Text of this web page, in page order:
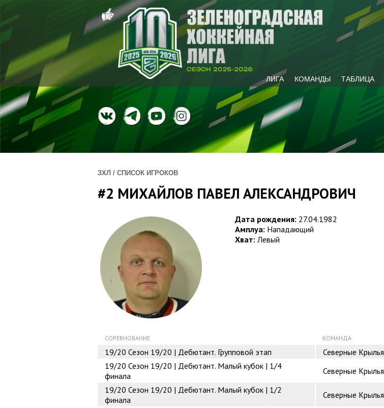
ЛИГА КОМАНДЫ ТАБЛИЦА
ЗХЛ / СПИСОК ИГРОКОВ
#2 МИХАЙЛОВ ПАВЕЛ АЛЕКСАНДРОВИЧ
Дата рождения: 27.04.1982
Амплуа: Нападающий
Хват: Левый
СОРЕВНОВАНИЕ КОМАНДА
19/20 Сезон 19/20 | Дебютант. Групповой этап Северные Крылья
19/20 Сезон 19/20 | Дебютант. Малый кубок | 1/4
финала
Северные Крылья
19/20 Сезон 19/20 | Дебютант. Малый кубок | 1/2
финала
Северные Крылья